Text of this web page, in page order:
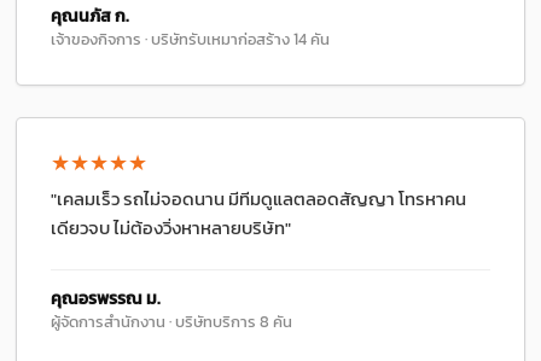
คุณนภัส ก.
เจ้าของกิจการ · บริษัทรับเหมาก่อสร้าง 14 คัน
★★★★★
"เคลมเร็ว รถไม่จอดนาน มีทีมดูแลตลอดสัญญา โทรหาคน
เดียวจบ ไม่ต้องวิ่งหาหลายบริษัท"
คุณอรพรรณ ม.
ผู้จัดการสำนักงาน · บริษัทบริการ 8 คัน